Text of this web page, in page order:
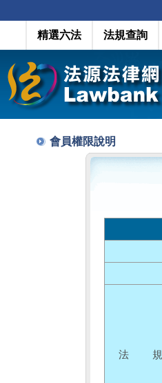
精選六法 法規查詢
會員權限說明
法 規